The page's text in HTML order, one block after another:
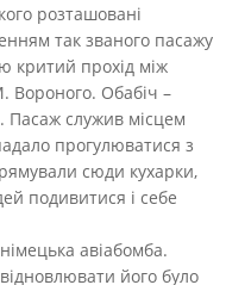
розташовані
так званого пасажу
критий прохід між
Вороного. Обабіч –
Пасаж служив місцем
прогулюватися з
сюди кухарки,
подивитися і себе
авіабомба.
його було